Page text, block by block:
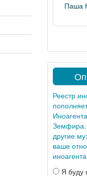
Паша
Реестр
Земфира,
другие
ваше
Я буду